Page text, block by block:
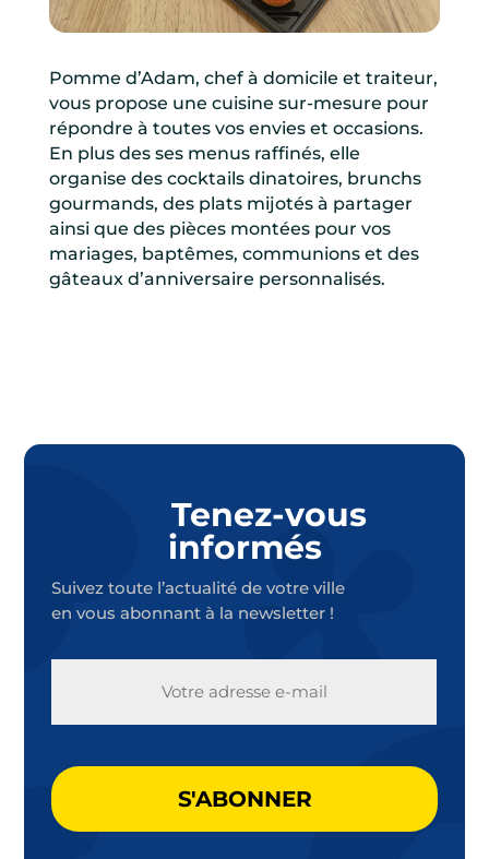
Pomme d’Adam, chef à domicile et traiteur,
vous propose une cuisine sur-mesure pour
répondre à toutes vos envies et occasions.
En plus des ses menus raffinés, elle
organise des cocktails dinatoires, brunchs
gourmands, des plats mijotés à partager
ainsi que des pièces montées pour vos
mariages, baptêmes, communions et des
gâteaux d’anniversaire personnalisés.
Tenez-vous
informés
Suivez toute l’actualité de votre ville
en vous abonnant à la newsletter !